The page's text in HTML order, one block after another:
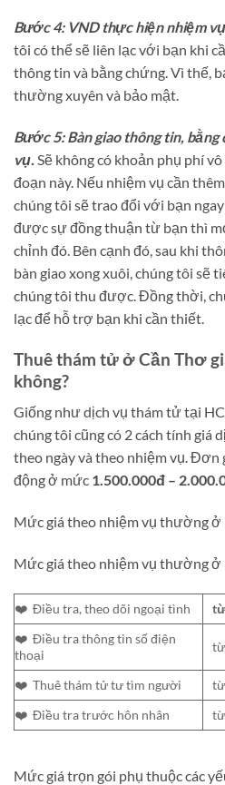
Bước 4: VND thực hiện nhiệm
tôi có thể sẽ liên lạc với bạn khi
thông tin và bằng chứng. Vì thế,
thường xuyên và bảo mật.
Bước 5: Bàn giao thông tin,
vụ.Sẽ không có khoản phụ phí
đoạn này. Nếu nhiệm vụ cần
chúng tôi sẽ trao đổi với bạn
được sự đồng thuận từ bạn thì
chỉnh đó. Bên cạnh đó, sau khi
bàn giao xong xuôi, chúng tôi sẽ
chúng tôi thu được. Đồng thời,
lạc để hỗ trợ bạn khi cần thiết.
Thuê thám tử ở Cần Thơ
không?
Giống như dịch vụ thám tử tại
chúng tôi cũng có 2 cách tính giá
theo ngày và theo nhiệm vụ.
động ở mức 1.500.000đ –
Mức giá theo nhiệm vụ thường ở
Mức giá theo nhiệm vụ thường ở
❤️ Điều tra, theo dõi ngoại tình
❤️ Điều tra thông tin số điện
thoại
❤️ Thuê thám tử tư tìm người từ
❤️ Điều tra trước hôn nhân
Mức giá trọn gói phụ thuộc các